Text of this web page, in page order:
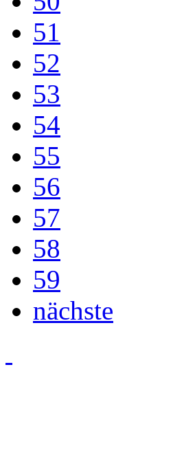
51
52
53
54
55
56
57
58
59
nächste